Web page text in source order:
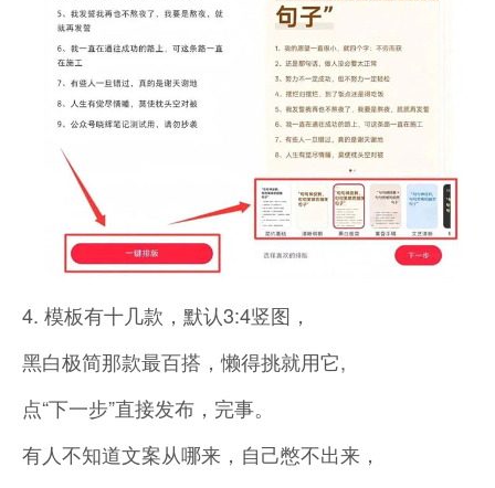
4. 模板有十几款，默认3:4竖图，
黑白极简那款最百搭，懒得挑就用它,
点“下一步”直接发布，完事。
有人不知道文案从哪来，自己憋不出来，